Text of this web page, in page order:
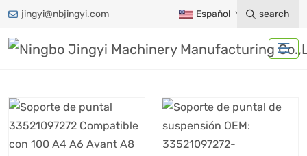
jingyi@nbjingyi.com Español search